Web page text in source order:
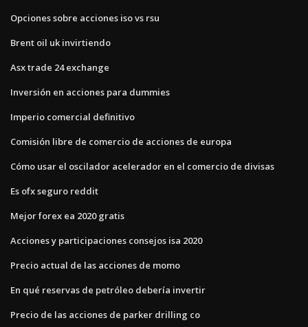
Opciones sobre acciones iso vs rsu
Brent oil uk invirtiendo
Asx trade 24 exchange
Inversión en acciones para dummies
Imperio comercial definitivo
Comisión libre de comercio de acciones de europa
Cómo usar el oscilador acelerador en el comercio de divisas
Es ofx seguro reddit
Mejor forex ea 2020 gratis
Acciones y participaciones consejos isa 2020
Precio actual de las acciones de momo
En qué reservas de petróleo debería invertir
Precio de las acciones de parker drilling co